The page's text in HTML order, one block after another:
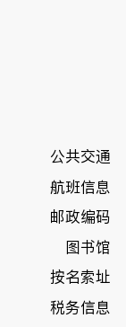
公共交通
航班信息
邮政编码
图书馆
按名索址
税务信息